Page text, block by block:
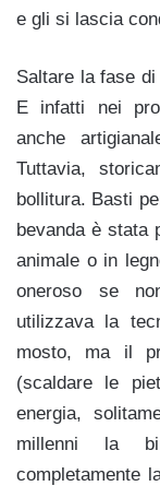
e gli si lascia
Saltare la fase
E infatti nei
anche
Tuttavia,
bollitura. Basti
bevanda è stata
animale o in
oneroso se
utilizzava la
mosto, ma il
(scaldare le
energia,
millenni la
completamente